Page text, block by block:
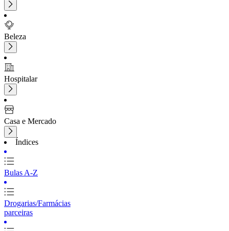
Beleza
Hospitalar
Casa e Mercado
Índices
Bulas A-Z
Drogarias/Farmácias
parceiras